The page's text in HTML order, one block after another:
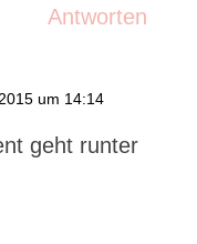
Antworten
um 14:14
geht runter